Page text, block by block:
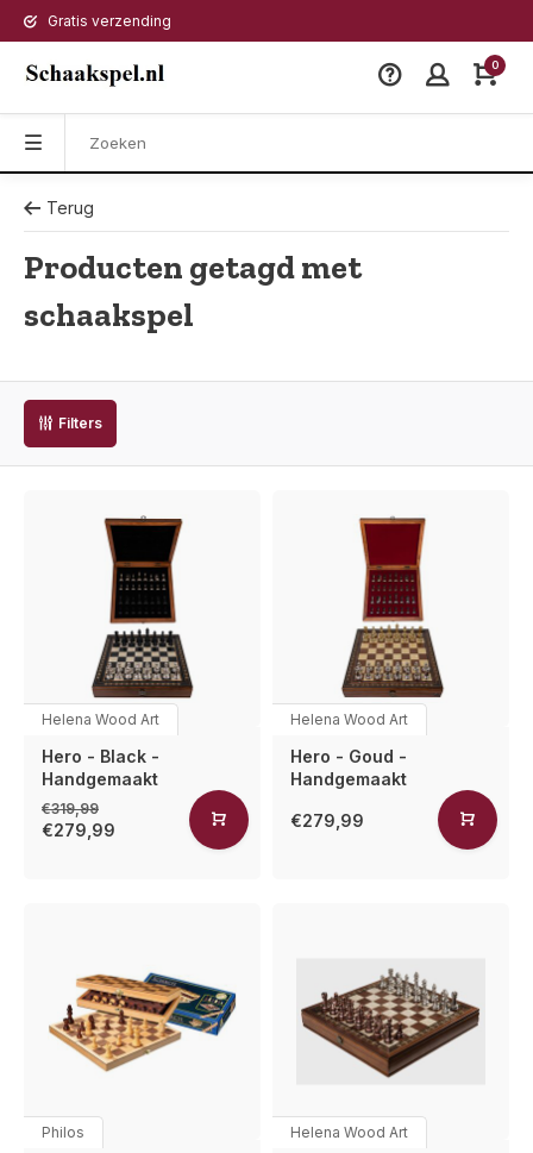
Gratis verzending
0
Terug
Producten getagd met
schaakspel
Filters
Helena Wood Art
Hero - Black -
Handgemaakt
€319,99
€279,99
Helena Wood Art
Hero - Goud -
Handgemaakt
€279,99
Philos Helena Wood Art